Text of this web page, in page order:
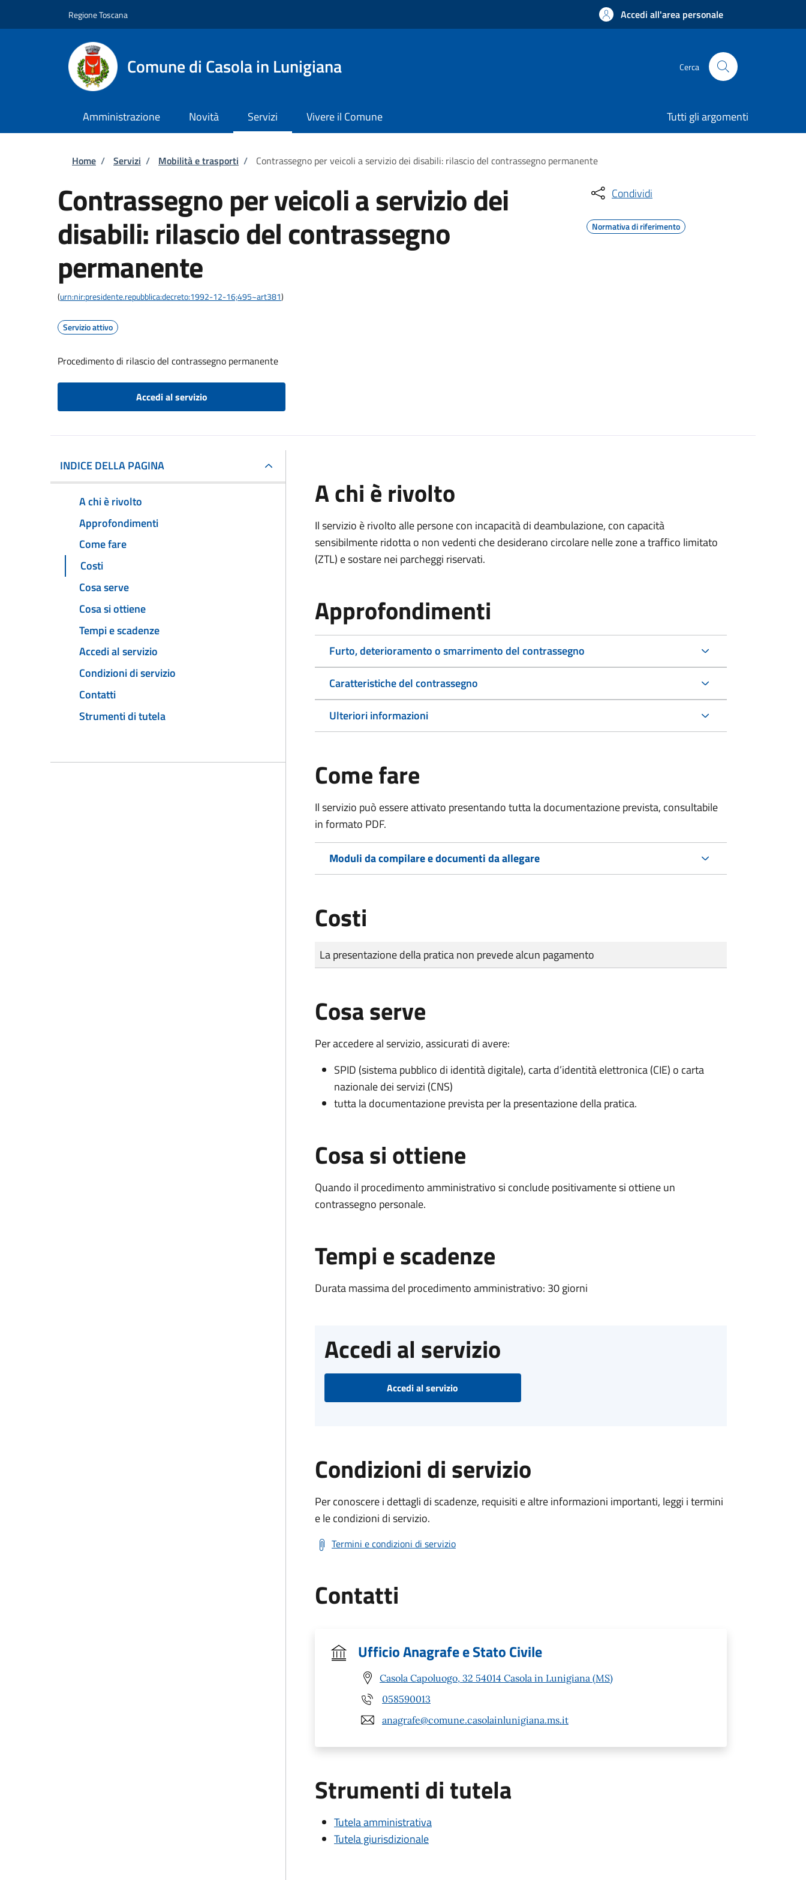
Regione Toscana Accedi all'area personale
Comune di Casola in Lunigiana Cerca
Amministrazione Novità Servizi Vivere il Comune Tutti gli argomenti
Briciole di pane
Home / Servizi / Mobilità e trasporti / Contrassegno per veicoli a servizio dei disabili: rilascio del contrassegno permanente
Contrassegno per veicoli a servizio dei
disabili: rilascio del contrassegno
permanente
(urn:nir:presidente.repubblica:decreto:1992-12-16;495~art381)
Servizio attivo
Procedimento di rilascio del contrassegno permanente
Accedi al servizio
Condividi
Normativa di riferimento
INDICE DELLA PAGINA
A chi è rivolto
Approfondimenti
Come fare
Costi
Cosa serve
Cosa si ottiene
Tempi e scadenze
Accedi al servizio
Condizioni di servizio
Contatti
Strumenti di tutela
A chi è rivolto
Il servizio è rivolto alle persone con incapacità di deambulazione, con capacità
sensibilmente ridotta o non vedenti che desiderano circolare nelle zone a traffico limitato
(ZTL) e sostare nei parcheggi riservati.
Approfondimenti
Furto, deterioramento o smarrimento del contrassegno
Caratteristiche del contrassegno
Ulteriori informazioni
Come fare
Il servizio può essere attivato presentando tutta la documentazione prevista, consultabile
in formato PDF.
Moduli da compilare e documenti da allegare
Costi
Tipo di pagamento
Importo
La presentazione della pratica non prevede alcun pagamento
Cosa serve
Per accedere al servizio, assicurati di avere:
SPID (sistema pubblico di identità digitale), carta d’identità elettronica (CIE) o carta
nazionale dei servizi (CNS)
tutta la documentazione prevista per la presentazione della pratica.
Cosa si ottiene
Quando il procedimento amministrativo si conclude positivamente si ottiene un
contrassegno personale.
Tempi e scadenze
Durata massima del procedimento amministrativo: 30 giorni
Accedi al servizio
Accedi al servizio
Condizioni di servizio
Per conoscere i dettagli di scadenze, requisiti e altre informazioni importanti, leggi i termini
e le condizioni di servizio.
Termini e condizioni di servizio
Contatti
Ufficio Anagrafe e Stato Civile
Casola Capoluogo, 32 54014 Casola in Lunigiana (MS)
058590013
anagrafe@comune.casolainlunigiana.ms.it
Strumenti di tutela
Tutela amministrativa
Tutela giurisdizionale